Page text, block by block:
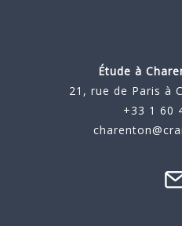
Étude à
21, rue de Paris à
+33 1 60